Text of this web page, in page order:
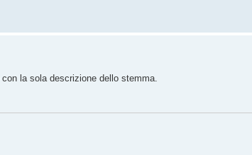
la sola descrizione dello stemma.